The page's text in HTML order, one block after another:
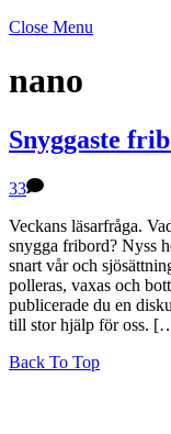
Close Menu
nano
Snyggaste
33
Veckans läsarfråga.
snygga fribord? Nyss
snart vår och
polleras, vaxas och
publicerade du en
till stor hjälp för oss.
Back To Top